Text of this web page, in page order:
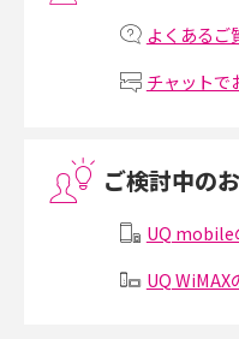
Threads（スレッズ）とは？主
Instagram（インスタグラム）
よくあるご
チャットで
ご検討中の
UQ mobile
UQ WiMAX